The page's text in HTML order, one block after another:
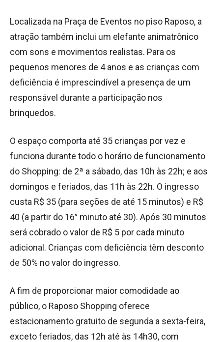
Localizada na Praça de Eventos no piso Raposo, a
atração também inclui um elefante animatrônico
com sons e movimentos realistas. Para os
pequenos menores de 4 anos e as crianças com
deficiência é imprescindível a presença de um
responsável durante a participação nos
brinquedos.
O espaço comporta até 35 crianças por vez e
funciona durante todo o horário de funcionamento
do Shopping: de 2ª a sábado, das 10h às 22h; e aos
domingos e feriados, das 11h às 22h. O ingresso
custa R$ 35 (para seções de até 15 minutos) e R$
40 (a partir do 16° minuto até 30). Após 30 minutos
será cobrado o valor de R$ 5 por cada minuto
adicional. Crianças com deficiência têm desconto
de 50% no valor do ingresso.
A fim de proporcionar maior comodidade ao
público, o Raposo Shopping oferece
estacionamento gratuito de segunda a sexta-feira,
exceto feriados, das 12h até às 14h30, com